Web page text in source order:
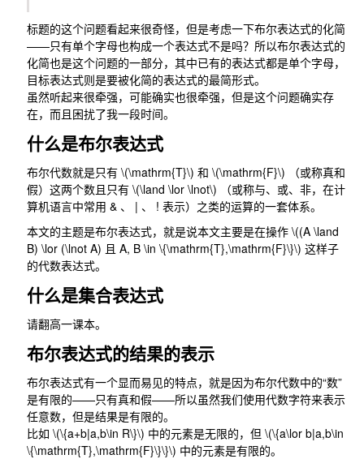
标题的这个问题看起来很奇怪，但是考虑一下布尔表达式的化简
——只有单个字母也构成一个表达式不是吗？所以布尔表达式的
化简也是这个问题的一部分，其中已有的表达式都是单个字母，
目标表达式则是要被化简的表达式的最简形式。
虽然听起来很牵强，可能确实也很牵强，但是这个问题确实存
在，而且困扰了我一段时间。
什么是布尔表达式
布尔代数就是只有 \(\mathrm{T}\) 和 \(\mathrm{F}\) （或称真和
假）这两个数且只有 \(\land \lor \lnot\) （或称与、或、非，在计
算机语言中常用 & 、 | 、 ! 表示）之类的运算的一套体系。
本文的主题是布尔表达式，就是说本文主要是在操作 \((A \land
B) \lor (\lnot A) 且 A, B \in \{\mathrm{T},\mathrm{F}\}\) 这样子
的代数表达式。
什么是集合表达式
请翻高一课本。
布尔表达式的结果的表示
布尔表达式有一个显而易见的特点，就是因为布尔代数中的“数”
是有限的——只有真和假——所以虽然我们使用代数字符来表示
任意数，但是结果是有限的。
比如 \(\{a+b|a,b\in R\}\) 中的元素是无限的，但 \(\{a\lor b|a,b\in
\{\mathrm{T},\mathrm{F}\}\}\) 中的元素是有限的。